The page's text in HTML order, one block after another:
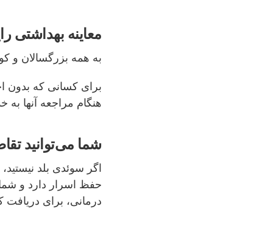
معاینه بهداشتی
به همه بزرگسالان و
برای کسانی که بدون
هنگام مراجعه‌ آنها
شما می‌توانید
اگر سوئدی بلد
حفظ اسرار دارد و
درمانی، برای دریافت